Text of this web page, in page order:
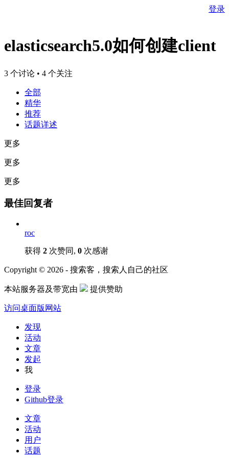
登录
elasticsearch5.0如何创建client
3 个讨论 • 4 个关注
全部
精华
推荐
话题详述
更多
更多
更多
最佳回复者
roc
获得 2 次赞同, 0 次感谢
Copyright © 2026 - 搜索客，搜索人自己的社区
本站服务器及带宽由 提供赞助
访问桌面版网站
发现
活动
文章
发起
我
登录
Github登录
文章
活动
用户
话题